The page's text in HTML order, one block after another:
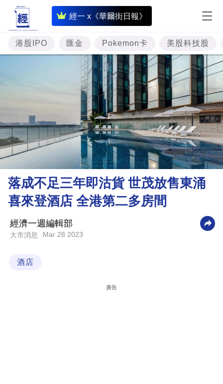
經一 x《華爾街日報》
即
時
財
經
樓
理
財
商
業
科
港股IPO 匯金 Pokemon卡 美股科技股
落成不足三年即沽貨 世茂放售東涌
喜來登酒店 全港第二多房間
經濟一週編輯部
大市消息 Mar 28 2023
酒店
廣告